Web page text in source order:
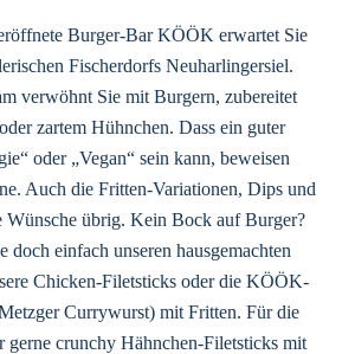
Burger-Bar KÖÖK erwartet Sie
Fischerdorfs Neuharlingersiel.
verwöhnt Sie mit Burgern, zubereitet
zartem Hühnchen. Dass ein guter
oder „Vegan“ sein kann, beweisen
Auch die Fritten-Variationen, Dips und
Wünsche übrig. Kein Bock auf Burger?
doch einfach unseren hausgemachten
Chicken-Filetsticks oder die KÖÖK-
Currywurst) mit Fritten. Für die
gerne crunchy Hähnchen-Filetsticks mit